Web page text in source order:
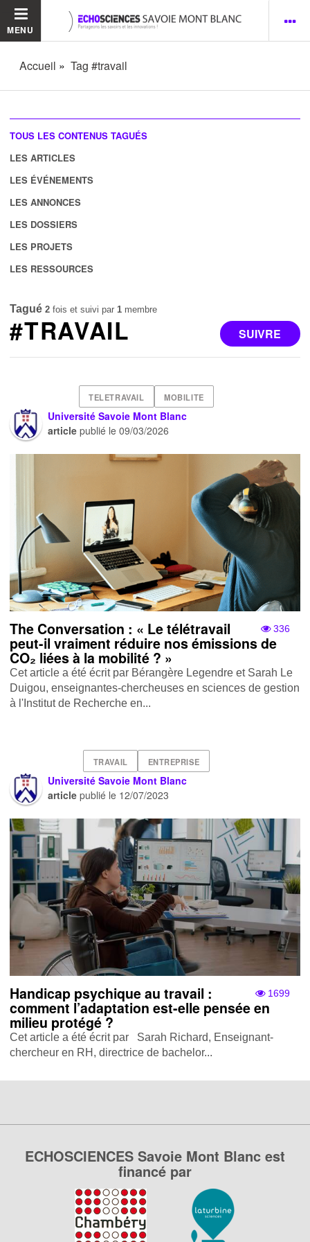
MENU
Accueil Tag #travail
TOUS LES CONTENUS TAGUÉS
LES ARTICLES
LES ÉVÉNEMENTS
LES ANNONCES
LES DOSSIERS
LES PROJETS
LES RESSOURCES
Tagué 2 fois et suivi par 1 membre
SUIVRE
#TRAVAIL
TELETRAVAIL MOBILITE
Université Savoie Mont Blanc
article publié le09/03/2026
336
The Conversation : « Le télétravail
peut-il vraiment réduire nos émissions de
CO₂ liées à la mobilité ? »
Cet article a été écrit par Bérangère Legendre et Sarah Le
Duigou, enseignantes-chercheuses en sciences de gestion
à l'Institut de Recherche en...
TRAVAIL ENTREPRISE
Université Savoie Mont Blanc
article publié le 12/07/2023
1699
Handicap psychique au travail :
comment l’adaptation est-elle pensée en
milieu protégé ?
Cet article a été écrit par Sarah Richard, Enseignant-
chercheur en RH, directrice de bachelor...
ECHOSCIENCES Savoie Mont Blanc est
financé par